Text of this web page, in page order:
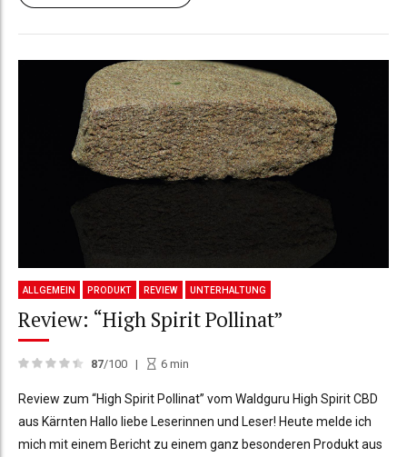
ALLGEMEIN PRODUKT REVIEW UNTERHALTUNG
Review: “High Spirit Pollinat”
87/100 6min
Review zum “High Spirit Pollinat” vom Waldguru High Spirit CBD
aus Kärnten Hallo liebe Leserinnen und Leser! Heute melde ich
mich mit einem Bericht zu einem ganz besonderen Produkt aus